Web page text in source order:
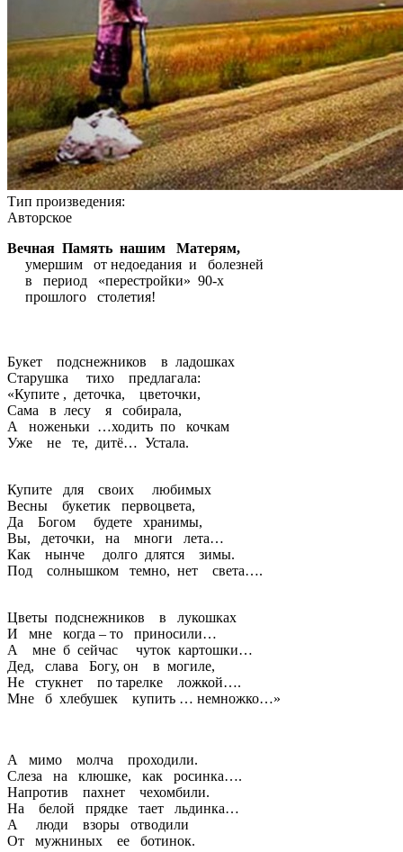
Тип произведения:
Авторское
Вечная Память нашим Матерям,
умершим от недоедания и болезней
в период «перестройки» 90-х
прошлого столетия!
Букет подснежников в ладошках
Старушка тихо предлагала:
«Купите , деточка, цветочки,
Сама в лесу я собирала,
А ноженьки …ходить по кочкам
Уже не те, дитё… Устала.
Купите для своих любимых
Весны букетик первоцвета,
Да Богом будете хранимы,
Вы, деточки, на многи лета…
Как нынче долго длятся зимы.
Под солнышком темно, нет света….
Цветы подснежников в лукошках
И мне когда – то приносили…
А мне б сейчас чуток картошки…
Дед, слава Богу, он в могиле,
Не стукнет по тарелке ложкой….
Мне б хлебушек купить … немножко…»
А мимо молча проходили.
Слеза на клюшке, как росинка….
Напротив пахнет чехомбили.
На белой прядке тает льдинка…
А люди взоры отводили
От мужниных ее ботинок.